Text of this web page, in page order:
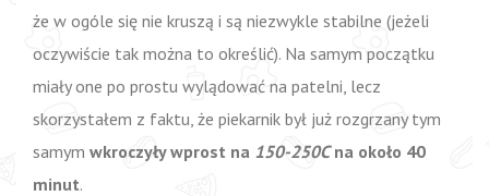
że w ogóle się nie kruszą i są niezwykle stabilne (jeżeli
oczywiście tak można to określić). Na samym początku
miały one po prostu wylądować na patelni, lecz
skorzystałem z faktu, że piekarnik był już rozgrzany tym
samym wkroczyły wprost na 150-250Cna około 40
minut.